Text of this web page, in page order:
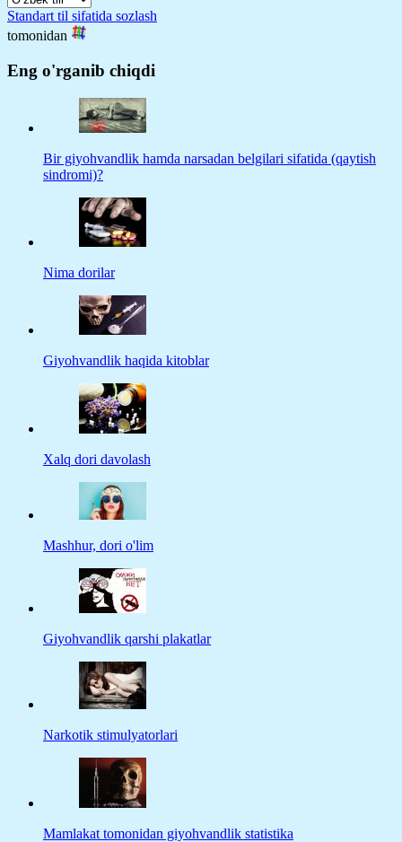
Standart til sifatida sozlash
tomonidan
Eng o'rganib chiqdi
Bir giyohvandlik hamda narsadan belgilari sifatida (qaytish
sindromi)?
Nima dorilar
Giyohvandlik haqida kitoblar
Xalq dori davolash
Mashhur, dori o'lim
Giyohvandlik qarshi plakatlar
Narkotik stimulyatorlari
Mamlakat tomonidan giyohvandlik statistika